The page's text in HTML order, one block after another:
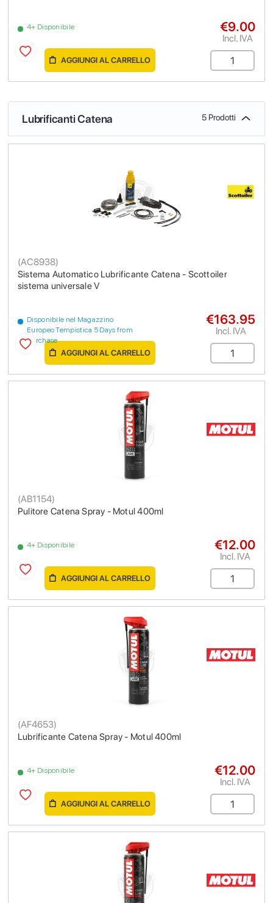
4+ Disponibile €9.00
Incl. IVA
AGGIUNGI AL CARRELLO
Lubrificanti Catena 5 Prodotti
Sistema Automatico Lubrificante Catena - Scottoiler
sistema universale V
(AC8938)
Disponibile nel Magazzino
Europeo Tempistica 5 Days from
purchase
€163.95
Incl. IVA
AGGIUNGI AL CARRELLO
Pulitore Catena Spray - Motul 400ml
(AB1154)
4+ Disponibile €12.00
Incl. IVA
AGGIUNGI AL CARRELLO
Lubrificante Catena Spray - Motul 400ml
(AF4653)
4+ Disponibile €12.00
Incl. IVA
AGGIUNGI AL CARRELLO